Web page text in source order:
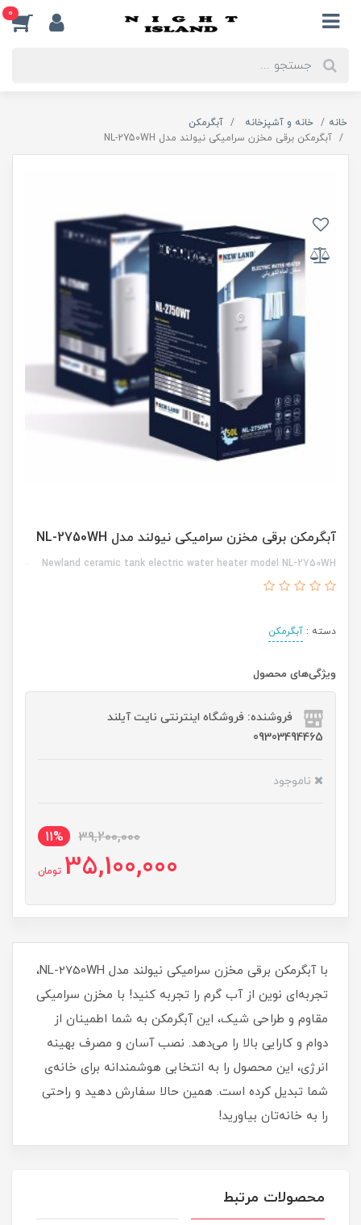
0
خانه خانه و آشپزخانه
آبگرمکن
آبگرمکن برقی مخزن سرامیکی نیولند مدل NL-2750WH
آبگرمکن برقی مخزن سرامیکی نیولند مدل NL-2750WH
Newland ceramic tank electric water heater model NL-2750WH
دسته : آبگرمکن
ویژگی‌های محصول
فروشنده: فروشگاه اینترنتی نایت آیلند
09303494465
ناموجود
39,200,000
11%
35,100,000 تومان
با آبگرمکن برقی مخزن سرامیکی نیولند مدل NL-2750WH،
تجربه‌ای نوین از آب گرم را تجربه کنید! با مخزن سرامیکی
مقاوم و طراحی شیک، این آبگرمکن به شما اطمینان از
دوام و کارایی بالا را می‌دهد. نصب آسان و مصرف بهینه
انرژی، این محصول را به انتخابی هوشمندانه برای خانه‌ی
شما تبدیل کرده است. همین حالا سفارش دهید و راحتی
را به خانه‌تان بیاورید!
محصولات مرتبط